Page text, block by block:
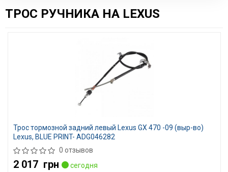
ТРОС РУЧНИКА НА LEXUS
Трос тормозной задний левый Lexus GX 470 -09 (выр-во)
Lexus, BLUE PRINT- ADG046282
0 отзывов
2 017 грн
сегодня